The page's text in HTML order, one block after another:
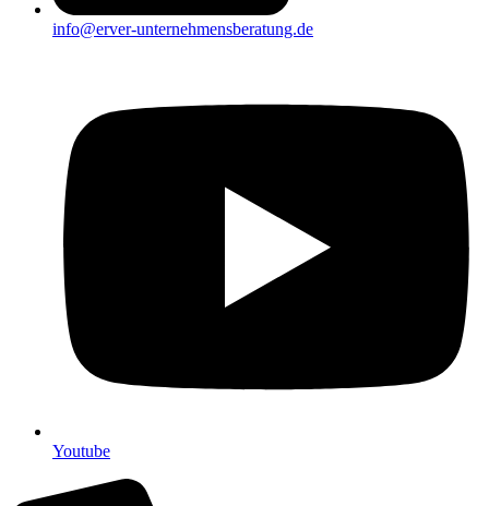
info@erver-unternehmensberatung.de
Youtube